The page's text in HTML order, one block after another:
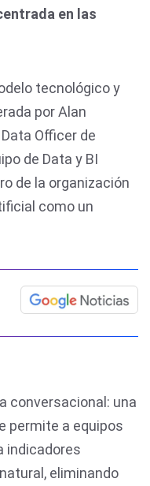
en las
tecnológico y
por Alan
Officer de
de Data y BI
de la organización
como un
conversacional: una
permite a equipos
indicadores
eliminando